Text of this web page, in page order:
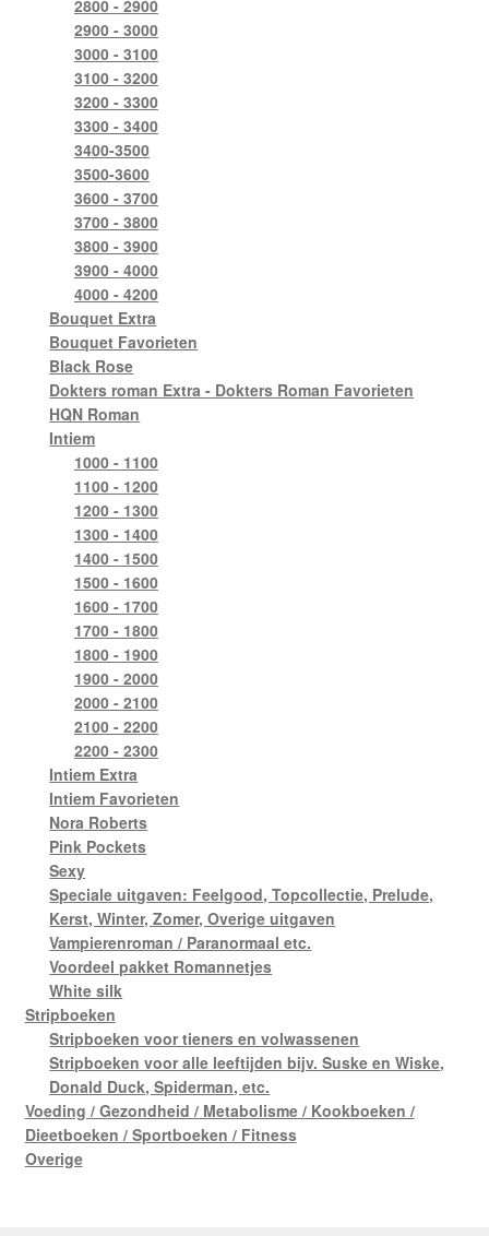
2800 - 2900
2900 - 3000
3000 - 3100
3100 - 3200
3200 - 3300
3300 - 3400
3400-3500
3500-3600
3600 - 3700
3700 - 3800
3800 - 3900
3900 - 4000
4000 - 4200
Bouquet Extra
Bouquet Favorieten
Black Rose
Dokters roman Extra - Dokters Roman Favorieten
HQN Roman
Intiem
1000 - 1100
1100 - 1200
1200 - 1300
1300 - 1400
1400 - 1500
1500 - 1600
1600 - 1700
1700 - 1800
1800 - 1900
1900 - 2000
2000 - 2100
2100 - 2200
2200 - 2300
Intiem Extra
Intiem Favorieten
Nora Roberts
Pink Pockets
Sexy
Speciale uitgaven: Feelgood, Topcollectie, Prelude,
Kerst, Winter, Zomer, Overige uitgaven
Vampierenroman / Paranormaal etc.
Voordeel pakket Romannetjes
White silk
Stripboeken
Stripboeken voor tieners en volwassenen
Stripboeken voor alle leeftijden bijv. Suske en Wiske,
Donald Duck, Spiderman, etc.
Voeding / Gezondheid / Metabolisme / Kookboeken /
Dieetboeken / Sportboeken / Fitness
Overige